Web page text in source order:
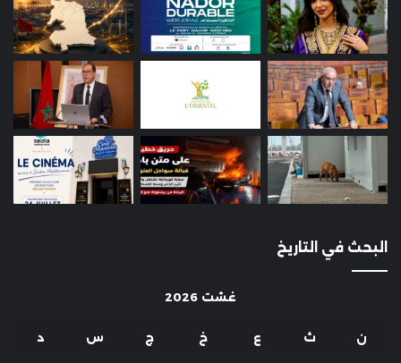
البحث في التاريخ
غشت 2026
ن ث ع خ ج س د